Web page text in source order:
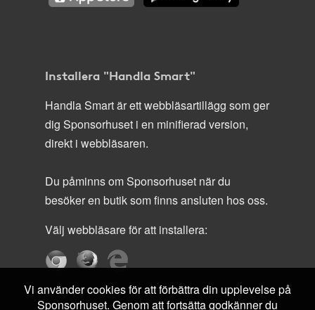
Installera "Handla Smart"
Handla Smart är ett webbläsartillägg som ger
dig Sponsorhuset i en minifierad version,
direkt i webbläsaren.
Du påminns om Sponsorhuset när du
besöker en butik som finns ansluten hos oss.
Välj webbläsare för att installera:
Vi använder cookies för att förbättra din upplevelse på
Sponsorhuset. Genom att fortsätta godkänner du